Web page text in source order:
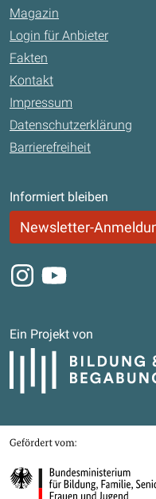
Magazin
Login für Anbieter
Fakten
Kontakt
Impressum
Datenschutzerklärung
Barrierefreiheit
Informiert bleiben
Newsletter-
Instagram
Youtube
Ein Projekt von
Bildung und Begabung
Gefördert von
Bundesministerium für